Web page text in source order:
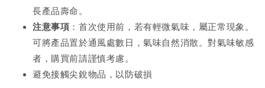
長產品壽命。
注意事項 ：首次使用前，若有輕微氣味，屬正常現象。
可將產品置於通風處數日，氣味自然消散。對氣味敏感
者，購買前請謹慎考慮。
避免接觸尖銳物品，以防破損